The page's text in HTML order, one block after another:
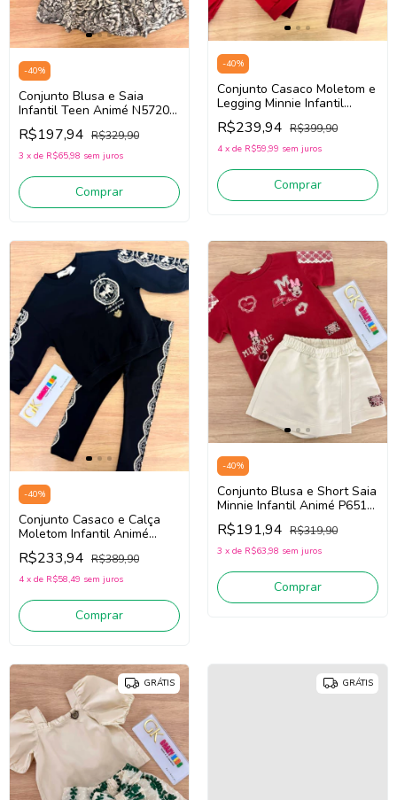
-40%
Conjunto Blusa e Saia
Infantil Teen Animé N5720
(Preto/Off White)
R$197,94 R$329,90
3 x de R$65,98 sem juros
Comprar
-40%
Conjunto Casaco Moletom e
Legging Minnie Infantil
Animé P6512
(Vermelho/Vinho Bordô)
R$239,94 R$399,90
4 x de R$59,99 sem juros
Comprar
-40%
Conjunto Casaco e Calça
Moletom Infantil Animé
P6540 (Preto)
R$233,94 R$389,90
4 x de R$58,49 sem juros
Comprar
-40%
Conjunto Blusa e Short Saia
Minnie Infantil Animé P6514
(Vermelho/Off White)
R$191,94 R$319,90
3 x de R$63,98 sem juros
Comprar
GRÁTIS GRÁTIS